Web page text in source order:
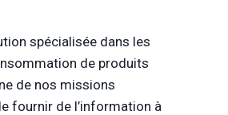
spécialisée dans les
de produits
de nos missions
fournir de l’information à